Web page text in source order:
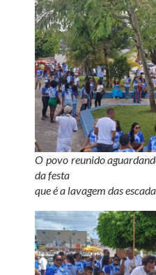
O povo reunido
da festa
que é a lavagem das